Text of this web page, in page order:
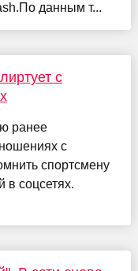
данным т...
с
ранее
с
спортсмену
в соцсетях.